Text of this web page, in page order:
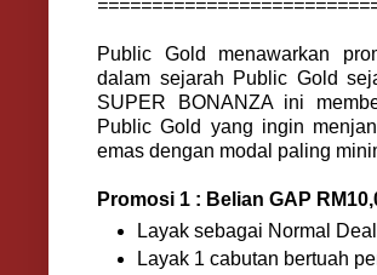
Public Gold menawarkan
dalam sejarah Public Gold
SUPER BONANZA ini
Public Gold yang ingin
emas dengan modal paling
Promosi 1 : Belian GAP
Layak sebagai Normal
Layak 1 cabutan bertuah